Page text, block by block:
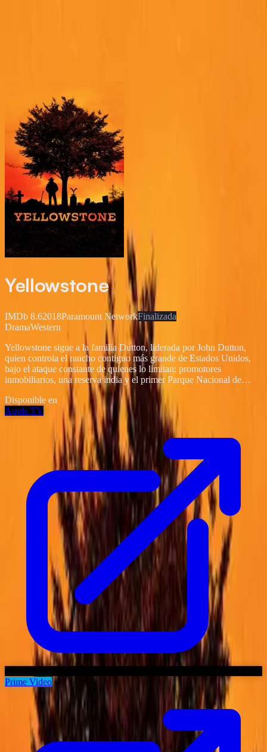
Yellowstone
IMDb 8.62018Paramount NetworkFinalizada
DramaWestern
Yellowstone sigue a la familia Dutton, liderada por John Dutton,
quien controla el rancho contiguo más grande de Estados Unidos,
bajo el ataque constante de quienes lo limitan: promotores
inmobiliarios, una reserva india y el primer Parque Nacional de
Estados Unidos. Es un estudio intenso de un mundo violento lejos
del escrutinio mediático, donde los acaparamientos de tierras
generan miles de millones a los promotores, y los políticos son
comprados y vendidos por las corporaciones petroleras y madereras
más grandes del mundo. Donde el agua potable envenenada por
pozos de fracking y los asesinatos sin resolver no son noticia: son
una consecuencia de vivir en la nueva frontera. Es lo mejor y lo peor
de Estados Unidos visto a través de los ojos de una familia que
representa ambos.
Disponible en
Apple TV
Prime Video